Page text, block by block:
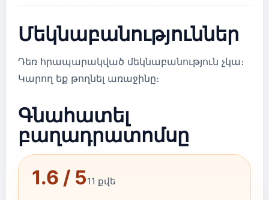
Մեկնաբանություններ
Դեռ հրապարակված մեկնաբանություն չկա։
Կարող եք թողնել առաջինը։
Գնահատել
բաղադրատոմսը
1.6 / 511 քվե